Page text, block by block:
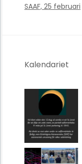
SAAF, 25 februari
Kalendariet